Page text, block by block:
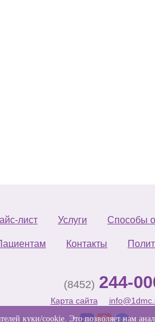
лист Услуги Способы
Контакты
(8452) 244-
Карта сайта
куки/cookie. Это позволяет нам